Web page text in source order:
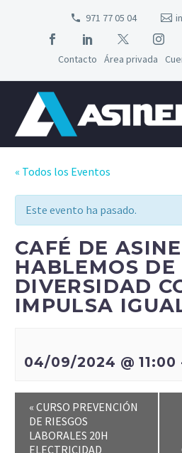
971 77 05 04
Contacto Área privada
« Todos los Eventos
Este evento ha pasado.
CAFÉ DE
HABLEMOS DE
DIVERSIDAD
IMPULSA
04/09/2024 @ 11:00
« CURSO PREVENCIÓN
DE RIESGOS
LABORALES 20H
ELECTRICIDAD